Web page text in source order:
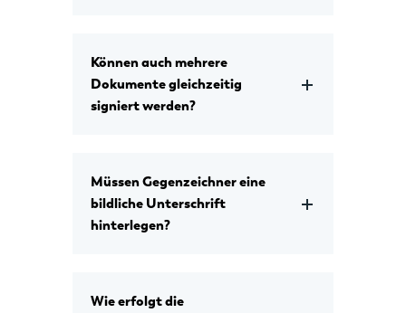
Können auch mehrere
Dokumente gleichzeitig
signiert werden?
Müssen Gegenzeichner eine
bildliche Unterschrift
hinterlegen?
Wie erfolgt die